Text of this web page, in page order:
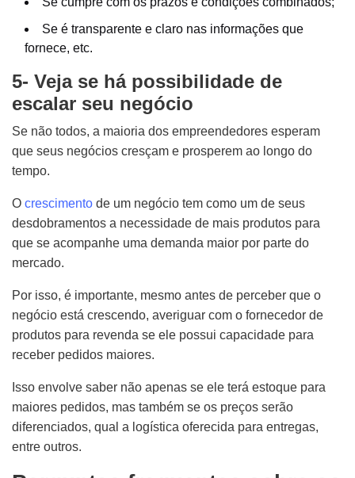
Se é transparente e claro nas informações que
fornece, etc.
5- Veja se há possibilidade de
escalar seu negócio
Se não todos, a maioria dos empreendedores esperam
que seus negócios cresçam e prosperem ao longo do
tempo.
O crescimento de um negócio tem como um de seus
desdobramentos a necessidade de mais produtos para
que se acompanhe uma demanda maior por parte do
mercado.
Por isso, é importante, mesmo antes de perceber que o
negócio está crescendo, averiguar com o fornecedor de
produtos para revenda se ele possui capacidade para
receber pedidos maiores.
Isso envolve saber não apenas se ele terá estoque para
maiores pedidos, mas também se os preços serão
diferenciados, qual a logística oferecida para entregas,
entre outros.